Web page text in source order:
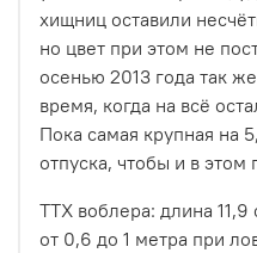
хищниц оставили
но цвет при этом не
осенью 2013 года так
время, когда на всё
Пока самая крупная на
отпуска, чтобы и в этом
ТТХ воблера: длина 11,9
от 0,6 до 1 метра при